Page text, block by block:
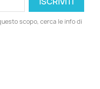
scopo, cerca le info di